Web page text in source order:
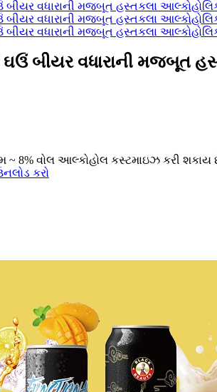
બીયર વધારાની મજબૂત
~ 8% વોલ આલ્કોહોલ કસ્ટમાઇઝ કરી શકાય
કરો